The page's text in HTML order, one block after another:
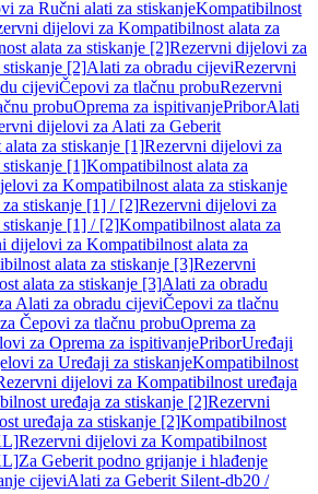
za Ručni alati za stiskanjeKompatibilnost
dijelovi za Kompatibilnost alata za
alata za stiskanje [2]Rezervni dijelovi za
[2]Alati za obradu cijeviRezervni
cijeviČepovi za tlačnu probuRezervni
probuOprema za ispitivanjePriborAlati
dijelovi za Alati za Geberit
za stiskanje [1]Rezervni dijelovi za
[1]Kompatibilnost alata za
za Kompatibilnost alata za stiskanje
stiskanje [1] / [2]Rezervni dijelovi za
[1] / [2]Kompatibilnost alata za
dijelovi za Kompatibilnost alata za
alata za stiskanje [3]Rezervni
alata za stiskanje [3]Alati za obradu
Alati za obradu cijeviČepovi za tlačnu
Čepovi za tlačnu probuOprema za
za Oprema za ispitivanjePriborUređaji
za Uređaji za stiskanjeKompatibilnost
dijelovi za Kompatibilnost uređaja
uređaja za stiskanje [2]Rezervni
uređaja za stiskanje [2]Kompatibilnost
Rezervni dijelovi za Kompatibilnost
Za Geberit podno grijanje i hlađenje
cijeviAlati za Geberit Silent-db20 /